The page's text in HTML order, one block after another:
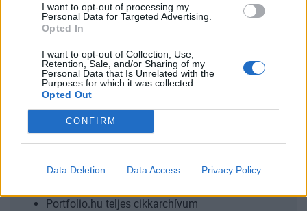
I want to opt-out of processing my
Personal Data for Targeted Advertising.
Opted In
I want to opt-out of Collection, Use,
Retention, Sale, and/or Sharing of my
Personal Data that Is Unrelated with the
Purposes for which it was collected.
Opted Out
CONFIRM
Data Deletion Data Access Privacy Policy
bejárnia Magyarországnak addig és mekkora lökést
adhatnak az uniós pénzek a gazdaságnak? Ezzel a
szakértőkkel...
KEDVES OLVASÓNK!
A keresett cikk a portfolio.hu hírarchívumához
tartozik, melynek olvasása előfizetéses
Portfolio.hu teljes cikkarchívum